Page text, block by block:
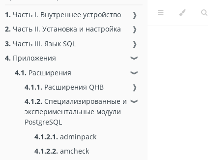
1. Часть I. Внутреннее устройство
❱
2. Часть II. Установка и настройка
❱
3. Часть III. Язык SQL
❱
4. Приложения ❱
4.1. Расширения ❱
4.1.1. Расширения QHB
❱
4.1.2. Специализированные и
экспериментальные модули
PostgreSQL
❱
4.1.2.1. adminpack
4.1.2.2. amcheck